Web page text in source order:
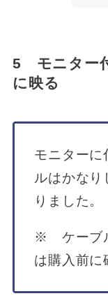
5 モニター
に映る
モニターに
ルはかなり
りました。
※ ケーブ
は購入前に